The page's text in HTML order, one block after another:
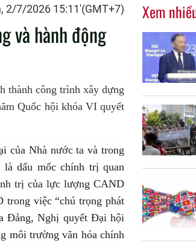
2/7/2026 15:11'(GMT+7)
và hành động
thành công trình xây dựng
Quốc hội khóa VI quyết
của Nhà nước ta và trong
dấu mốc chính trị quan
trị của lực lượng CAND
trong việc “chú trọng phát
Đảng, Nghị quyết Đại hội
môi trường văn hóa chính
Xem